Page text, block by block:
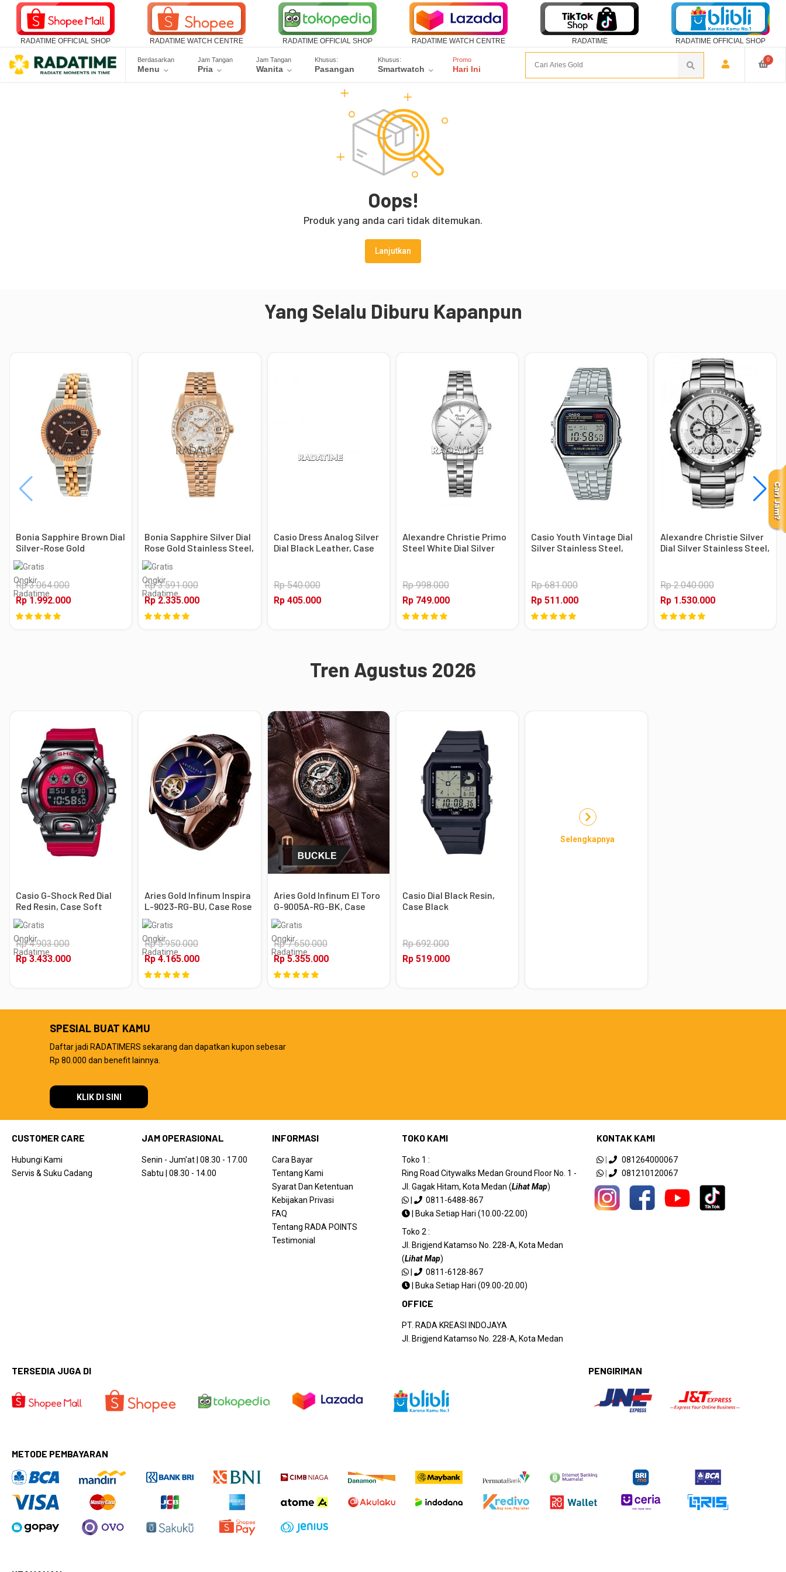
RADATIME OFFICIAL SHOP RADATIME WATCH CENTRE RADATIME OFFICIAL SHOP RADATIME WATCH CENTRE RADATIME RADATIME OFFICIAL SHOP
Berdasarkan
Menu
Jam Tangan
Pria
Jam Tangan
Wanita
Khusus:
Pasangan
Khusus:
Smartwatch
Promo
Hari Ini
0
Oops!
Produk yang anda cari tidak ditemukan.
Lanjutkan
Yang Selalu Diburu Kapanpun
Bonia Sapphire Brown Dial
Silver-Rose Gold
Stainless Steel, Case
Silver-Rose Gold
Rp 3.064.000
Rp 1.992.000
Bonia Sapphire Silver Dial
Rose Gold Stainless Steel,
Case Rose Gold
Rp 3.591.000
Rp 2.335.000
Casio Dress Analog Silver
Dial Black Leather, Case
Rp 540.000
Rp 405.000
Alexandre Christie Primo
Steel White Dial Silver
Rp 998.000
Rp 749.000
Casio Youth Vintage Dial
Silver Stainless Steel,
Rp 681.000
Rp 511.000
Alexandre Christie Silver
Dial Silver Stainless Steel,
Rp 2.040.000
Rp 1.530.000
Tren Agustus 2026
Casio G-Shock Red Dial
Red Resin, Case Soft
Black
Rp 4.903.000
Rp 3.433.000
Aries Gold Infinum Inspira
L-9023-RG-BU, Case Rose
Gold
Rp 5.950.000
Rp 4.165.000
Aries Gold Infinum El Toro
G-9005A-RG-BK, Case
Rose Gold
Rp 7.650.000
Rp 5.355.000
Casio Dial Black Resin,
Case Black
Rp 692.000
Rp 519.000
Selengkapnya
SPESIAL BUAT KAMU
Daftar jadi RADATIMERS sekarang dan dapatkan kupon sebesar
Rp 80.000 dan benefit lainnya.
KLIK DI SINI
CUSTOMER CARE
Hubungi Kami
Servis & Suku Cadang
JAM OPERASIONAL
Senin - Jum'at | 08.30 - 17.00
Sabtu | 08.30 - 14.00
INFORMASI
Cara Bayar
Tentang Kami
Syarat Dan Ketentuan
Kebijakan Privasi
FAQ
Tentang RADA POINTS
Testimonial
TOKO KAMI
Toko 1 :
Ring Road Citywalks Medan Ground Floor No. 1 -
Jl. Gagak Hitam, Kota Medan (Lihat Map)
|
0811-6488-867
|
Buka Setiap Hari (10.00-22.00)
Toko 2 :
Jl. Brigjend Katamso No. 228-A, Kota Medan
(Lihat Map)
|
0811-6128-867
|
Buka Setiap Hari (09.00-20.00)
OFFICE
PT. RADA KREASI INDOJAYA
Jl. Brigjend Katamso No. 228-A, Kota Medan
KONTAK KAMI
|
081264000067
|
081210120067
TERSEDIA JUGA DI PENGIRIMAN
METODE PEMBAYARAN